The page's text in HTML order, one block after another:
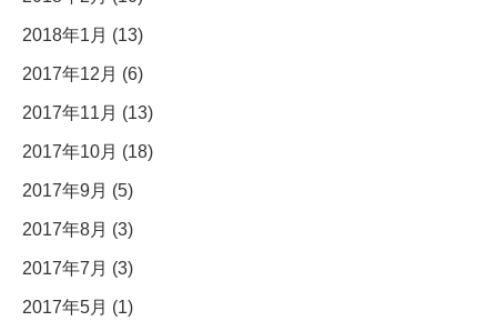
2018年1月 (13)
2017年12月 (6)
2017年11月 (13)
2017年10月 (18)
2017年9月 (5)
2017年8月 (3)
2017年7月 (3)
2017年5月 (1)